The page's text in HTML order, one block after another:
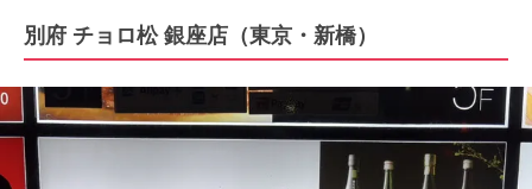
別府 チョロ松 銀座店（東京・新橋）